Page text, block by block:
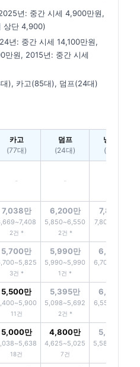
년: 중간 시세 4,900만원,
상단 4,900)
년: 중간 시세 14,100만원,
만원, 2015년: 중간 시세
), 카고(85대), 덤프(24대)
카고
(77대)
덤프
(24대)
냉동탑
(21대)
- -
7,038만
2건 *
6,200만
5,850~6,550
2건 *
7,800만
7,800~7,800
5,700만
3건 *
5,990만
5,990~5,990
1건 *
6,700만
6,700~6,700
5,500만
11건
5,395만
5,098~5,692
2건 *
6,550만
6,550~6,750
5,000만
18건
4,800만
4,625~5,025
7건
5,580만
5,580~6,265